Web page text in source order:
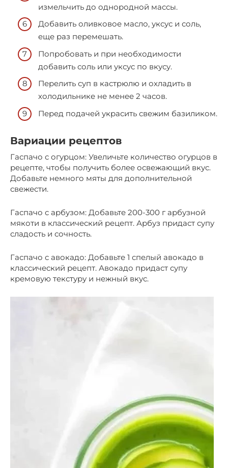
измельчить до однородной массы.
Добавить оливковое масло, уксус и соль,
еще раз перемешать.
Попробовать и при необходимости
добавить соль или уксус по вкусу.
Перелить суп в кастрюлю и охладить в
холодильнике не менее 2 часов.
Перед подачей украсить свежим базиликом.
Вариации рецептов
Гаспачо с огурцом: Увеличьте количество огурцов в
рецепте, чтобы получить более освежающий вкус.
Добавьте немного мяты для дополнительной
свежести.
Гаспачо с арбузом: Добавьте 200-300 г арбузной
мякоти в классический рецепт. Арбуз придаст супу
сладость и сочность.
Гаспачо с авокадо: Добавьте 1 спелый авокадо в
классический рецепт. Авокадо придаст супу
кремовую текстуру и нежный вкус.